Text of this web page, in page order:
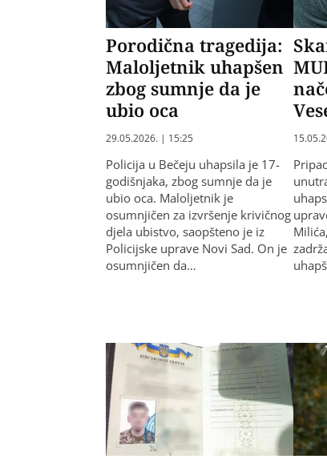
Porodična tragedija:
Maloljetnik uhapšen
zbog sumnje da je
ubio oca
29.05.2026. | 15:25
Policija u Bečeju uhapsila je 17-
godišnjaka, zbog sumnje da je
ubio oca. Maloljetnik je
osumnjičen za izvršenje krivičnog
djela ubistvo, saopšteno je iz
Policijske uprave Novi Sad. On je
osumnjičen da…